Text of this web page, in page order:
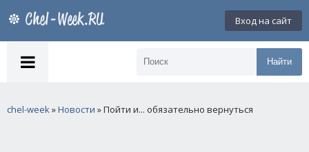
Вход на сайт
Найти
chel-week»Новости » Пойти и... обязательно вернуться